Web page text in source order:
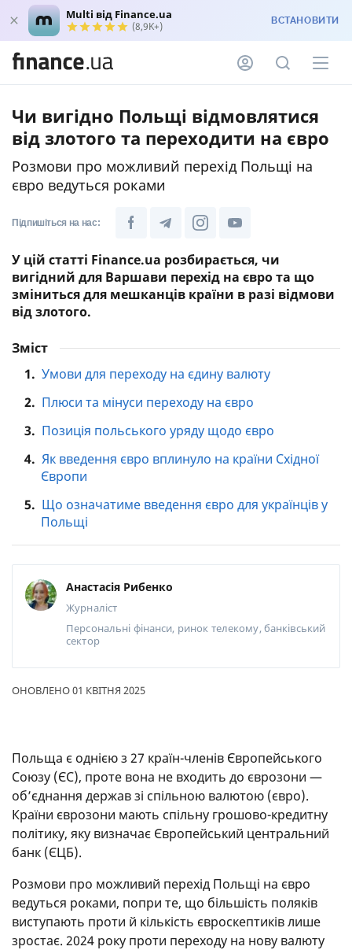
Multi від Finance.ua
(8,9K+) ВСТАНОВИТИ
Чи вигідно Польщі відмовлятися
від злотого та переходити на євро
Розмови про можливий перехід Польщі на
євро ведуться роками
Підпишіться на нас:
У цій статті Finance.ua розбирається, чи
вигідний для Варшави перехід на євро та що
зміниться для мешканців країни в разі відмови
від злотого.
Зміст
1. Умови для переходу на єдину валюту
2. Плюси та мінуси переходу на євро
3. Позиція польського уряду щодо євро
4. Як введення євро вплинуло на країни Східної
Європи
5. Що означатиме введення євро для українців у
Польщі
Анастасія Рибенко
Журналіст
Персональні фінанси, ринок телекому, банківський
сектор
ОНОВЛЕНО 01 КВІТНЯ 2025
Польща є однією з 27 країн-членів Європейського
Союзу (ЄС), проте вона не входить до єврозони —
об’єднання держав зі спільною валютою (євро).
Країни єврозони мають спільну грошово-кредитну
політику, яку визначає Європейський центральний
банк (ЄЦБ).
Розмови про можливий перехід Польщі на євро
ведуться роками, попри те, що більшість поляків
виступають проти й кількість євроскептиків лише
зростає. 2024 року проти переходу на нову валюту